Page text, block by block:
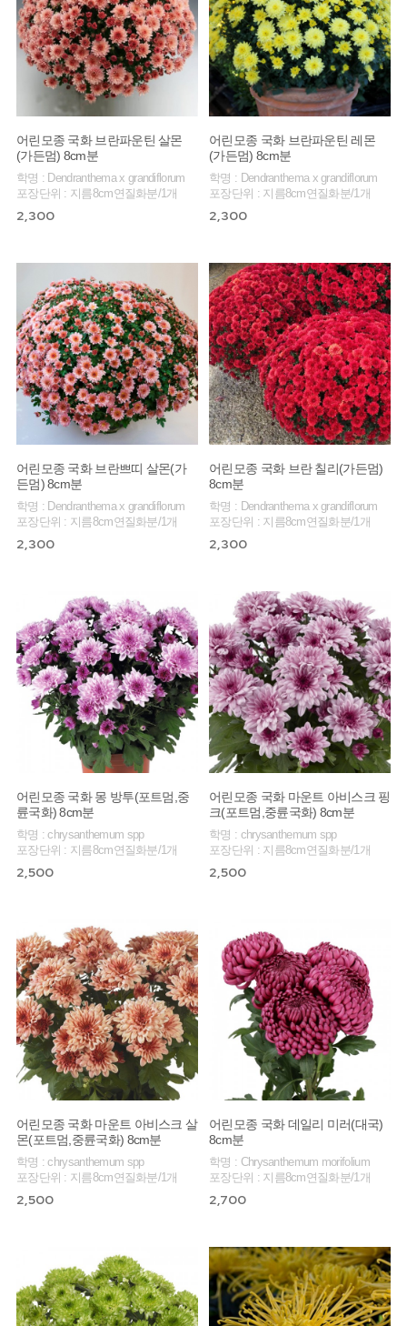
어린모종 국화 브란파운틴 살몬
(가든멈) 8cm분
학명 : Dendranthema x grandiflorum
포장단위 : 지름8cm연질화분/1개
2,300
어린모종 국화 브란파운틴 레몬
(가든멈) 8cm분
학명 : Dendranthema x grandiflorum
포장단위 : 지름8cm연질화분/1개
2,300
어린모종 국화 브란쁘띠 살몬(가
든멈) 8cm분
학명 : Dendranthema x grandiflorum
포장단위 : 지름8cm연질화분/1개
2,300
어린모종 국화 브란 칠리(가든멈)
8cm분
학명 : Dendranthema x grandiflorum
포장단위 : 지름8cm연질화분/1개
2,300
어린모종 국화 몽 방투(포트멈,중
륜국화) 8cm분
학명 : chrysanthemum spp
포장단위 : 지름8cm연질화분/1개
2,500
어린모종 국화 마운트 아비스크 핑
크(포트멈,중륜국화) 8cm분
학명 : chrysanthemum spp
포장단위 : 지름8cm연질화분/1개
2,500
어린모종 국화 마운트 아비스크 살
몬(포트멈,중륜국화) 8cm분
학명 : chrysanthemum spp
포장단위 : 지름8cm연질화분/1개
2,500
어린모종 국화 데일리 미러(대국)
8cm분
학명 : Chrysanthemum morifolium
포장단위 : 지름8cm연질화분/1개
2,700